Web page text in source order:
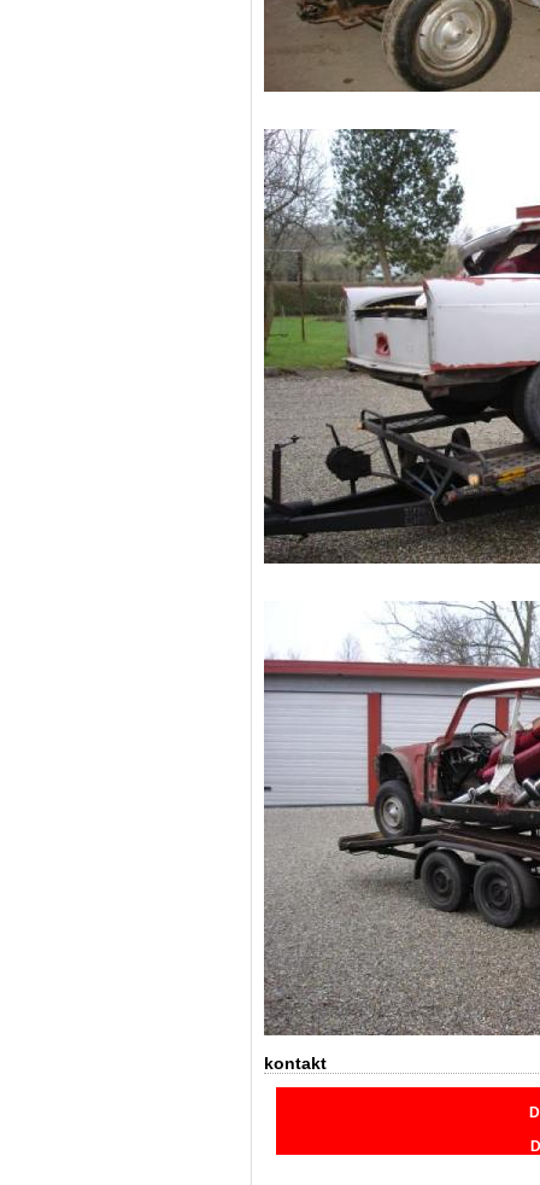
kontakt